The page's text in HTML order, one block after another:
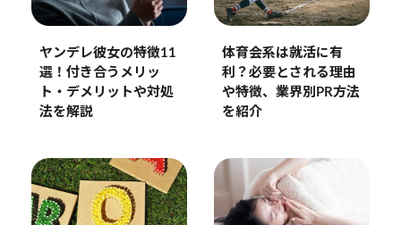
ヤンデレ彼女の特徴11
選！付き合うメリッ
ト・デメリットや対処
法を解説
体育会系は就活に有
利？必要とされる理由
や特徴、業界別PR方法
を紹介